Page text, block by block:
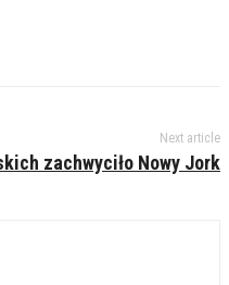
Next article
zachwyciło Nowy Jork